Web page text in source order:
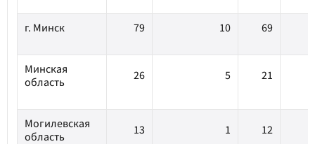
г. Минск 79 10 69
Минская
область
26 5 21
Могилевская
область
13 1 12